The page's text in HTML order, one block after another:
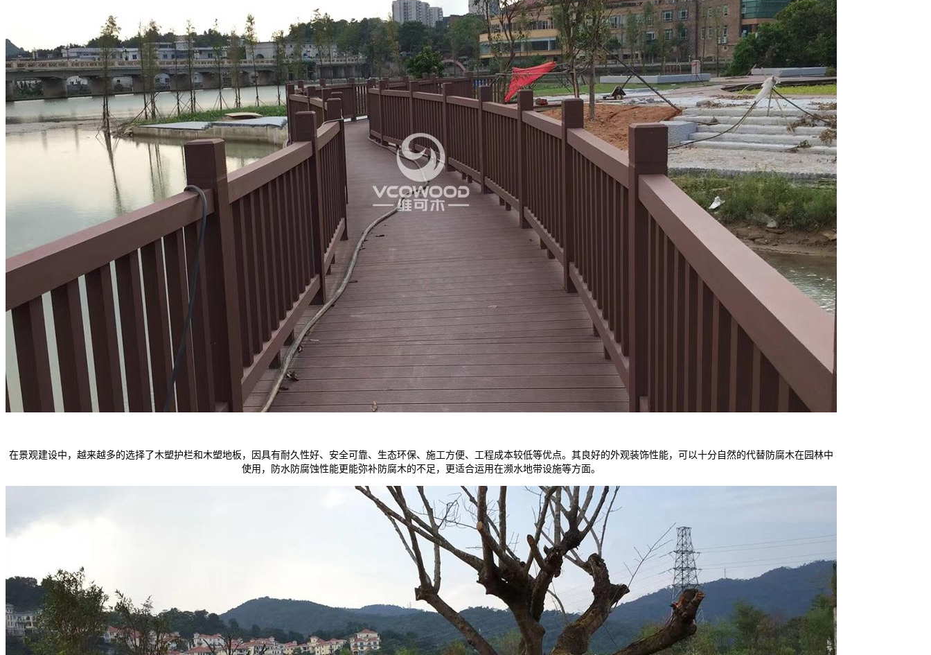
在景观建设中，越来越多的选择了木塑护栏和木塑地板，因具有耐久性好、安全可靠、生态环保、施工方便、工程成本较低等优点。其良好的外观装饰性能，可以十分自然的代替防腐木在园林中
使用，防水防腐蚀性能更能弥补防腐木的不足，更适合运用在濒水地带设施等方面。